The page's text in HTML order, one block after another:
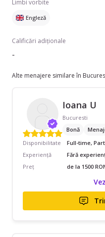
Limbi vorbite
Engleză
Calificări adiționale
-
Alte menajere similare în
Ioana U
Bucuresti
Bonă
Disponibilitate
Full-time,
Experiență
Fără
Preț
de la 1500